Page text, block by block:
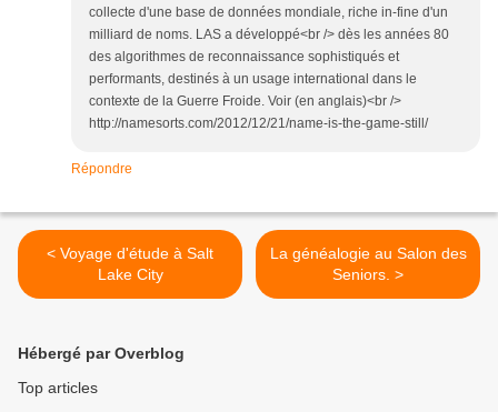
collecte d'une base de données mondiale, riche in-fine d'un
milliard de noms. LAS a développé<br /> dès les années 80
des algorithmes de reconnaissance sophistiqués et
performants, destinés à un usage international dans le
contexte de la Guerre Froide. Voir (en anglais)<br />
http://namesorts.com/2012/12/21/name-is-the-game-still/
Répondre
< Voyage d'étude à Salt
Lake City
La généalogie au Salon des
Seniors. >
Hébergé par Overblog
Top articles